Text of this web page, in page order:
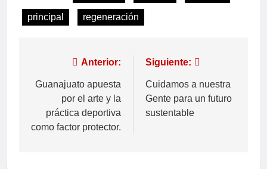
principal regeneración
Anterior:
Guanajuato apuesta
por el arte y la
práctica deportiva
como factor protector.
Siguiente:
Cuidamos a nuestra
Gente para un futuro
sustentable